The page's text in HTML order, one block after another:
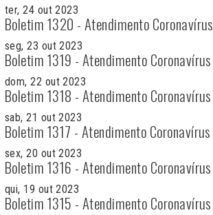
ter, 24 out 2023
Boletim 1320 - Atendimento Coronavírus
seg, 23 out 2023
Boletim 1319 - Atendimento Coronavírus
dom, 22 out 2023
Boletim 1318 - Atendimento Coronavírus
sab, 21 out 2023
Boletim 1317 - Atendimento Coronavírus
sex, 20 out 2023
Boletim 1316 - Atendimento Coronavírus
qui, 19 out 2023
Boletim 1315 - Atendimento Coronavírus